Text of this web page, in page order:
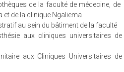
de la faculté de médecine, de
et de la clinique Ngaliema
au sein du bâtiment de la faculté
aux cliniques universitaires de
aux Cliniques Universitaires de